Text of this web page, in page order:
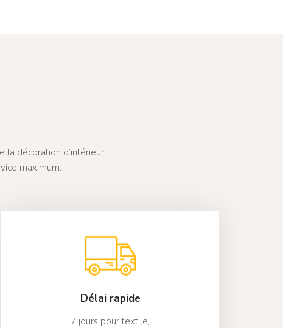
décoration d’intérieur.
maximum.
Délai rapide
7 jours pour textile,